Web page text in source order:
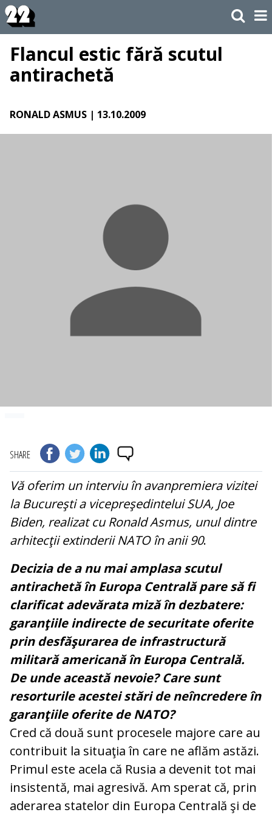
Flancul estic fără scutul
antirachetă
RONALD ASMUS | 13.10.2009
SHARE
Vă oferim un interviu în avanpremiera vizitei
la Bucureşti a vicepreşedintelui SUA, Joe
Biden, realizat cu Ronald Asmus, unul dintre
arhitecţii extinderii NATO în anii 90.
Decizia de a nu mai amplasa scutul
antirachetă în Europa Centrală pare să fi
clarificat adevărata miză în dezbatere:
garanţiile indirecte de securitate oferite
prin desfăşurarea de infrastructură
militară americană în Europa Centrală.
De unde această nevoie? Care sunt
resorturile acestei stări de neîncredere în
garanţiile oferite de NATO?
Cred că două sunt procesele majore care au
contribuit la situaţia în care ne aflăm astăzi.
Primul este acela că Rusia a devenit tot mai
insistentă, mai agresivă. Am sperat că, prin
aderarea statelor din Europa Centrală şi de